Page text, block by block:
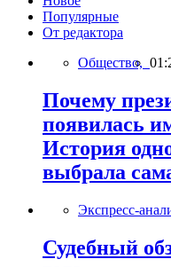
Популярные
От редактора
Общество,
Почему
появилась
История
выбрала
Экспресс-
Судебный